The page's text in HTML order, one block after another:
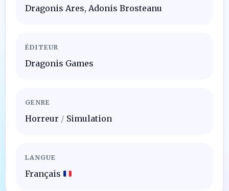
Dragonis Ares, Adonis Brosteanu
ÉDITEUR
Dragonis Games
GENRE
Horreur / Simulation
LANGUE
Français